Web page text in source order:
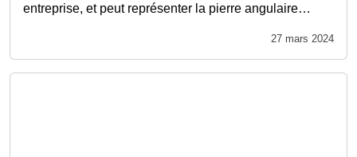
entreprise, et peut représenter la pierre angulaire…
27 mars 2024